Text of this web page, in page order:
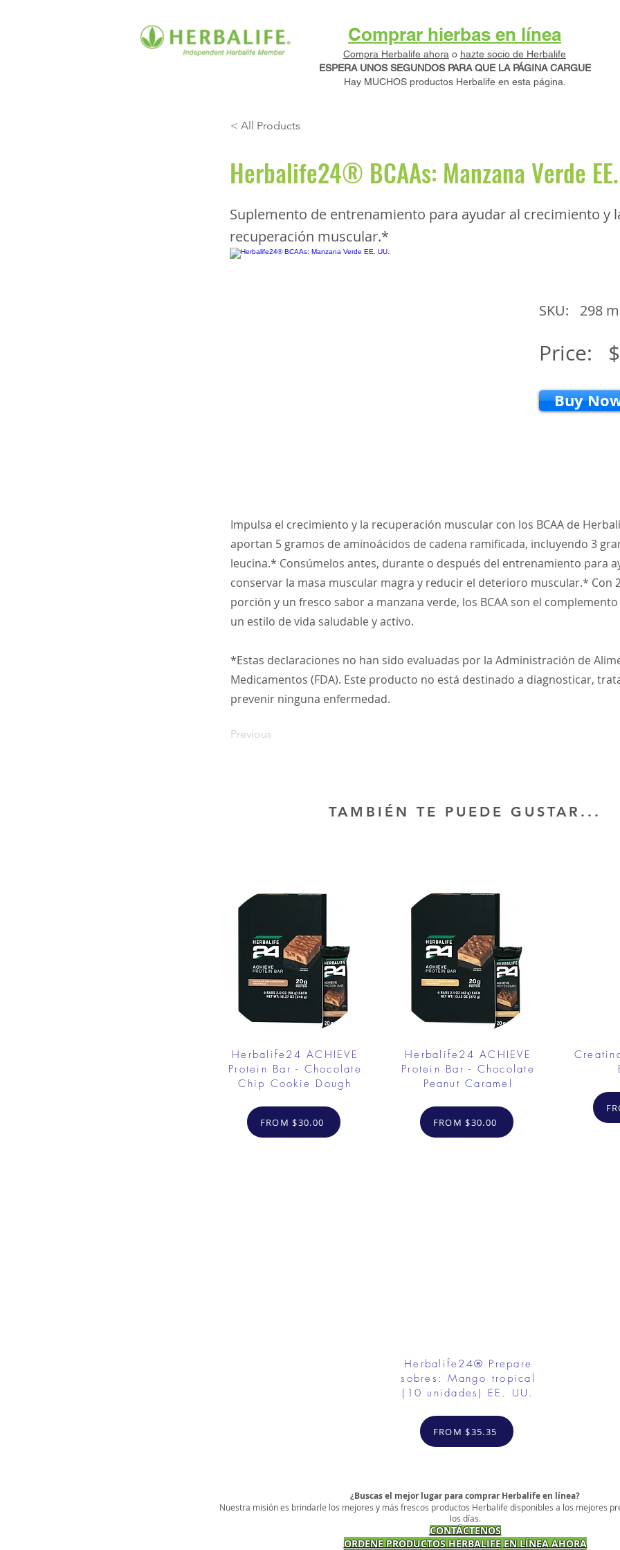
Comprar hierbas en línea
Compra Herbalife ahora o hazte socio de Herbalife
ESPERA UNOS SEGUNDOS PARA QUE LA PÁGINA CARGUE
Hay MUCHOS productos Herbalife en esta página.
< All Products
Herbalife24® BCAAs: Manzana Verde
Suplemento de entrenamiento para ayudar al crecimiento y
recuperación muscular.*
SKU: 298
Price:
Buy
Impulsa el crecimiento y la recuperación muscular con los BCAA de
aportan 5 gramos de aminoácidos de cadena ramificada, incluyendo 3
leucina.* Consúmelos antes, durante o después del entrenamiento para
conservar la masa muscular magra y reducir el deterioro muscular.* Con
porción y un fresco sabor a manzana verde, los BCAA son el
un estilo de vida saludable y activo.
*Estas declaraciones no han sido evaluadas por la Administración de
Medicamentos (FDA). Este producto no está destinado a diagnosticar,
prevenir ninguna enfermedad.
Previous
TAMBIÉN TE PUEDE GUSTAR...
Herbalife24 ACHIEVE
Protein Bar - Chocolate
Chip Cookie Dough
FROM $30.00
Herbalife24 ACHIEVE
Protein Bar - Chocolate
Peanut Caramel
FROM $30.00
Herbalife24® Prepare
sobres: Mango tropical
(10 unidades) EE. UU.
FROM $35.35
¿Buscas el mejor lugar para comprar Herbalife en línea?
Nuestra misión es brindarle los mejores y más frescos productos Herbalife disponibles a los mejores
los días.
CONTÁCTENOS
ORDENE PRODUCTOS HERBALIFE EN LÍNEA AHORA